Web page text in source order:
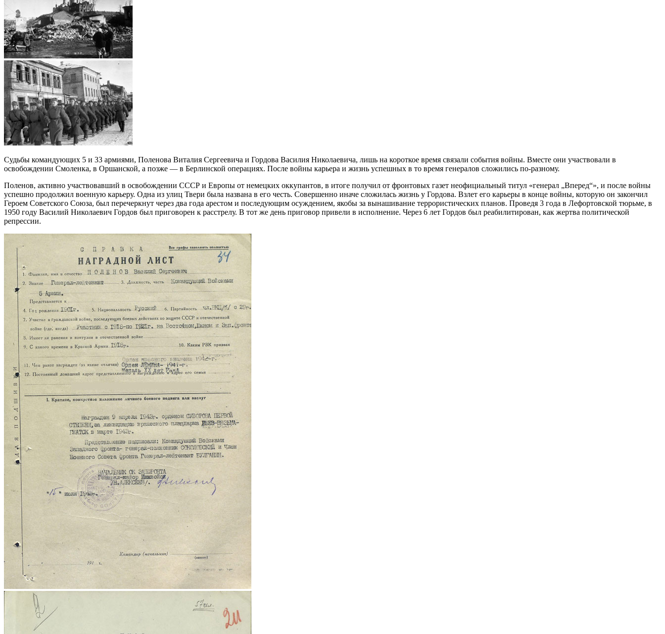
Судьбы командующих 5 и 33 армиями, Поленова Виталия Сергеевича и Гордова Василия Николаевича, лишь на короткое время связали события войны. Вместе они участвовали в
освобождении Смоленка, в Оршанской, а позже — в Берлинской операциях. После войны карьера и жизнь успешных в то время генералов сложились по-разному.
Поленов, активно участвовавший в освобождении СССР и Европы от немецких оккупантов, в итоге получил от фронтовых газет неофициальный титул «генерал „Вперед“», и после войны
успешно продолжил военную карьеру. Одна из улиц Твери была названа в его честь. Совершенно иначе сложилась жизнь у Гордова. Взлет его карьеры в конце войны, которую он закончил
Героем Советского Союза, был перечеркнут через два года арестом и последующим осуждением, якобы за вынашивание террористических планов. Проведя 3 года в Лефортовской тюрьме, в
1950 году Василий Николаевич Гордов был приговорен к расстрелу. В тот же день приговор привели в исполнение. Через 6 лет Гордов был реабилитирован, как жертва политической
репрессии.